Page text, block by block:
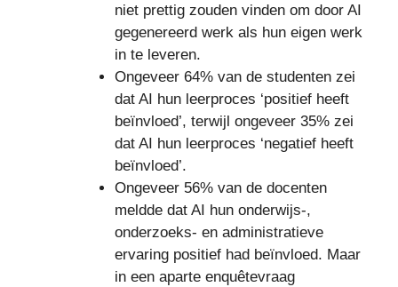
niet prettig zouden vinden om door AI
gegenereerd werk als hun eigen werk
in te leveren.
Ongeveer 64% van de studenten zei
dat AI hun leerproces ‘positief heeft
beïnvloed’, terwijl ongeveer 35% zei
dat AI hun leerproces ‘negatief heeft
beïnvloed’.
Ongeveer 56% van de docenten
meldde dat AI hun onderwijs-,
onderzoeks- en administratieve
ervaring positief had beïnvloed. Maar
in een aparte enquêtevraag